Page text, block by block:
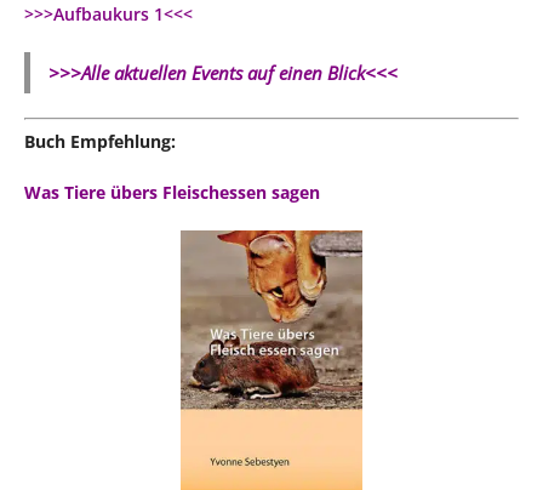
>>>Aufbaukurs 1<<<
>>>Alle aktuellen Events auf einen Blick<<<
Buch Empfehlung:
Was Tiere übers Fleischessen sagen